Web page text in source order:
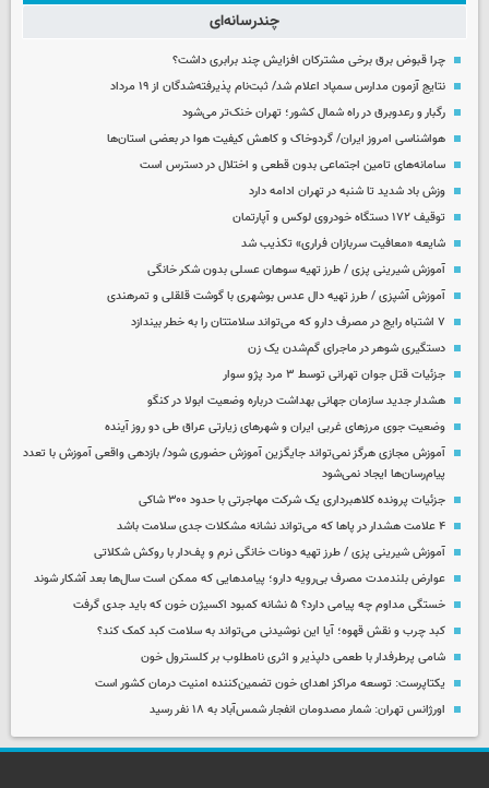
چندرسانه‌ای
چرا قبوض برق برخی مشترکان افزایش چند برابری داشت؟
نتایج آزمون مدارس سمپاد اعلام شد/ ثبت‌نام پذیرفته‌شدگان از ۱۹ مرداد
رگبار و رعدوبرق در راه شمال کشور؛ تهران خنک‌تر می‌شود
هواشناسی امروز ایران/ گردوخاک و کاهش کیفیت هوا در بعضی استان‌ها
سامانه‌های تامین اجتماعی بدون قطعی و اختلال در دسترس است
وزش باد شدید تا شنبه در تهران ادامه دارد
توقیف ۱۷۲ دستگاه خودروی لوکس و آپارتمان
شایعه «معافیت سربازان فراری» تکذیب شد
آموزش شیرینی پزی / طرز تهیه سوهان عسلی بدون شکر خانگی
آموزش آشپزی / طرز تهیه دال عدس بوشهری با گوشت قلقلی و تمرهندی
۷ اشتباه رایج در مصرف دارو که می‌تواند سلامتتان را به خطر بیندازد
دستگیری شوهر در ماجرای گم‌شدن یک زن
جزئیات قتل جوان تهرانی توسط ۳ مرد پژو سوار
هشدار جدید سازمان جهانی بهداشت درباره وضعیت ابولا در کنگو
وضعیت جوی مرزهای غربی ایران و شهرهای زیارتی عراق طی دو روز آینده
آموزش مجازی هرگز نمی‌تواند جایگزین آموزش حضوری شود/ بازدهی واقعی آموزش با تعدد
پیام‌رسان‌ها ایجاد نمی‌شود
جزئیات پرونده کلاهبرداری یک شرکت مهاجرتی با حدود ۳۰۰ شاکی
۴ علامت هشدار در پاها که می‌تواند نشانه مشکلات جدی سلامت باشد
آموزش شیرینی پزی / طرز تهیه دونات خانگی نرم و پف‌دار با روکش شکلاتی
عوارض بلندمدت مصرف بی‌رویه دارو؛ پیامدهایی که ممکن است سال‌ها بعد آشکار شوند
خستگی مداوم چه پیامی دارد؟ ۵ نشانه کمبود اکسیژن خون که باید جدی گرفت
کبد چرب و نقش قهوه؛ آیا این نوشیدنی می‌تواند به سلامت کبد کمک کند؟
شامی پرطرفدار با طعمی دلپذیر و اثری نامطلوب بر کلسترول خون
یکتاپرست: توسعه مراکز اهدای خون تضمین‌کننده امنیت درمان کشور است
اورژانس تهران: شمار مصدومان انفجار شمس‌آباد به ۱۸ نفر رسید